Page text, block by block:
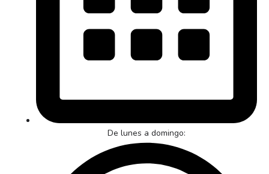
De lunes a domingo: